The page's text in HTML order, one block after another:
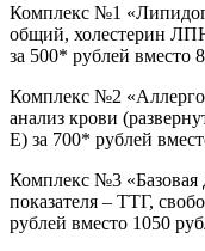
Комплекс №1
общий, холестерин
за 500* рублей вместо
Комплекс №2
анализ крови
Е) за 700* рублей
Комплекс №3 «Базовая
показателя – ТТГ,
рублей вместо 1050